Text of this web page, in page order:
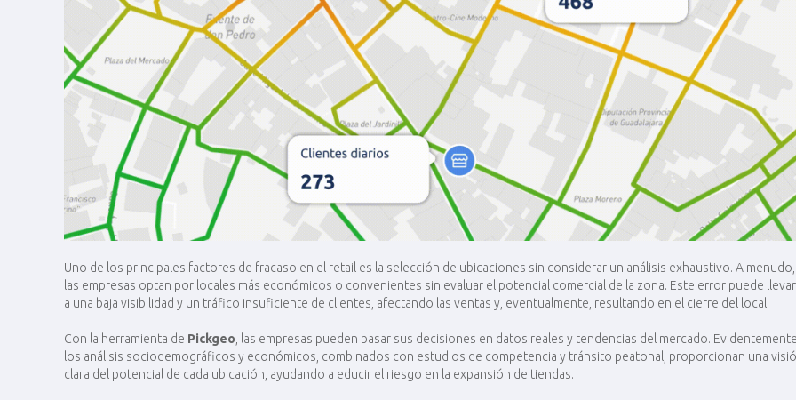
Uno de los principales factores de fracaso en el retail es la selección de ubicaciones sin considerar un análisis exhaustivo. A menudo,
las empresas optan por locales más económicos o convenientes sin evaluar el potencial comercial de la zona. Este error puede llevar
a una baja visibilidad y un tráfico insuficiente de clientes, afectando las ventas y, eventualmente, resultando en el cierre del local​​.
Con la herramienta de Pickgeo , las empresas pueden basar sus decisiones en datos reales y tendencias del mercado. Evidentemente,
los análisis sociodemográficos y económicos, combinados con estudios de competencia y tránsito peatonal, proporcionan una
clara del potencial de cada ubicación, ayudando a educir el riesgo en la expansión de tiendas.